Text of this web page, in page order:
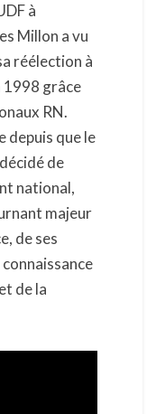
à
Millon a vu
réélection à
1998 grâce
RN.
depuis que le
de
national,
majeur
de ses
de la